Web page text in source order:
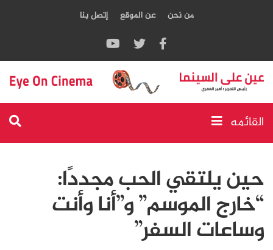
من نحن عن الموقع إتصل بنا
القائمه
حين يلتقي الحب مجددًا:
“خارج الموسم” و”أنا وأنت
وساعات السفر”